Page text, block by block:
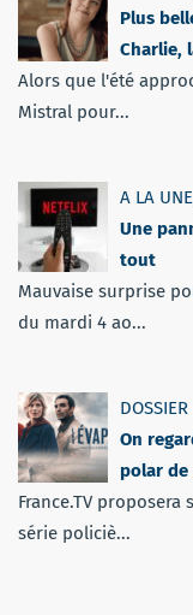
Plus
Charlie,
Alors que l'été
Mistral pour...
A LA UNE
Une
tout
Mauvaise surprise
du mardi 4 ao...
On
polar de
France.TV
série policiè...